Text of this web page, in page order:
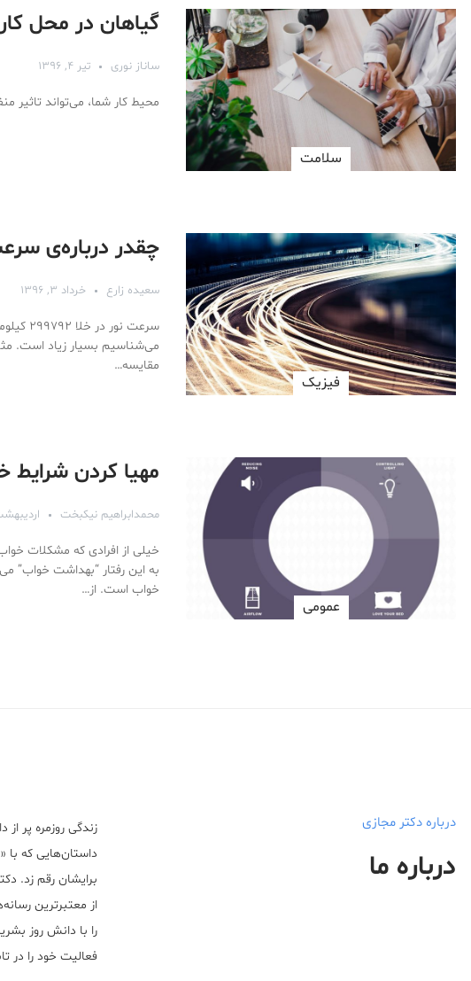
سلامت
گیاهان در محل
ساناز نوری تیر ۴, ۱۳۹۶
محیط کار شما، می‌­تواند
فیزیک
چقدر درباره‌ی
سعیده زارع خرداد ۳, ۱۳۹۶
سرعت
مقایسه…
عمومی
مهیا کردن شرایط
محمدابراهیم نیکبخت اردیبهشت ۲۹,
خیلی از افرادی که مشکلات
به این رفتار “بهداشت خواب”
خواب است. از…
درباره دکتر مجازی
درباره ما
زندگی روزمره پر
داستان‌هایی که با
برایشان رقم زد.
از معتبر‌ترین
را با دانش روز
فعالیت خود را در تابستان ۱۳۹۵